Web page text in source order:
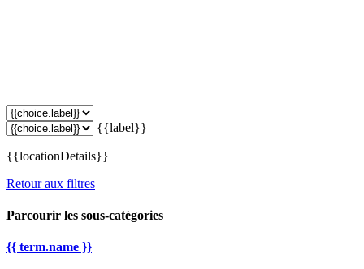
{{label}}
{{locationDetails}}
Retour aux filtres
Parcourir les sous-catégories
{{ term.name }}